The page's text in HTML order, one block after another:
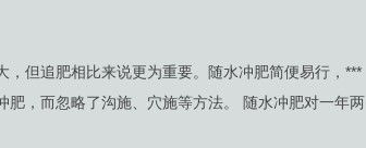
但追肥相比来说更为重要。随水冲肥简便易行，***
，而忽略了沟施、穴施等方法。 随水冲肥对一年两